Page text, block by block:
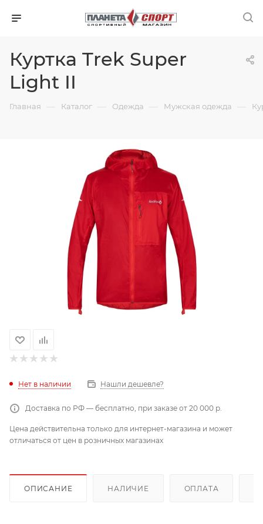
Куртка Trek Super
Light II
Главная — Каталог — Одежда — Мужская одежда —
Нет в наличии Нашли дешевле?
Доставка по РФ — бесплатно, при заказе от 20 000 р.
Цена действительна только для интернет-магазина и может
отличаться от цен в розничных магазинах
ОПИСАНИЕ НАЛИЧИЕ ОПЛАТА